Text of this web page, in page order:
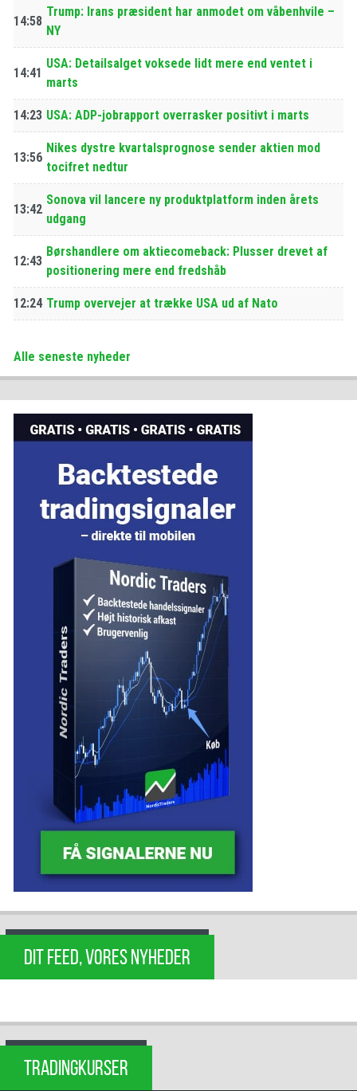
14:58
Trump: Irans præsident har anmodet om våbenhvile –
NY
14:41
USA: Detailsalget voksede lidt mere end ventet i
marts
14:23 USA: ADP-jobrapport overrasker positivt i marts
13:56
Nikes dystre kvartalsprognose sender aktien mod
tocifret nedtur
13:42
Sonova vil lancere ny produktplatform inden årets
udgang
12:43
Børshandlere om aktiecomeback: Plusser drevet af
positionering mere end fredshåb
12:24 Trump overvejer at trække USA ud af Nato
Alle seneste nyheder
DIT FEED, VORES NYHEDER
TRADINGKURSER